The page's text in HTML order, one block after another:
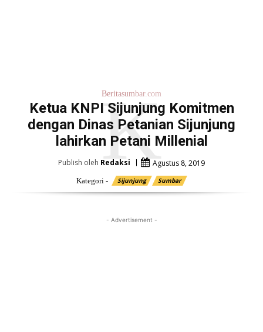
Beritasumbar.com
Ketua KNPI Sijunjung Komitmen
dengan Dinas Petanian Sijunjung
lahirkan Petani Millenial
K
Publish oleh Redaksi Agustus 8, 2019
Kategori - Sijunjung Sumbar
- Advertisement -